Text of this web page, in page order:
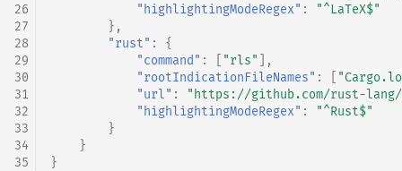
26
27
28
29
30
31
32
33
34
35
"highlightingModeRegex" :
"^LaTeX$"
},
"rust" :
{
"command" : "rls"
],
"rootIndicationFileNames" :
"url" :
"https://github.com/rust-
"highlightingModeRegex" :
"^Rust$"
}
}
}